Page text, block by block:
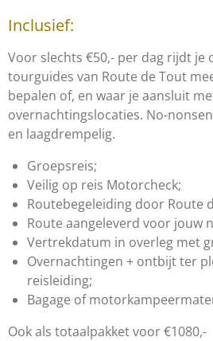
Inclusief:
Voor slechts €50,- per dag rijdt je
tourguides van Route de Tout
bepalen of, en waar je aansluit
overnachtingslocaties. No-
en laagdrempelig.
Groepsreis;
Veilig op reis Motorcheck;
Routebegeleiding door Route
Route aangeleverd voor jouw
Vertrekdatum in overleg met
Overnachtingen + ontbijt ter
reisleiding;
Bagage of
Ook als totaalpakket voor €1080,-